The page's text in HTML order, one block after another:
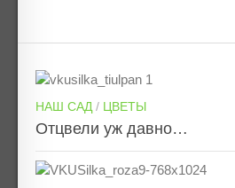
НАШ САД / ЦВЕТЫ
Отцвели уж давно…